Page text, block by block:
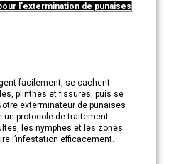
l'extermination de punaises
facilement, se cachent
plinthes et fissures, puis se
exterminateur de punaises
un protocole de traitement
les nymphes et les zones
l’infestation efficacement.